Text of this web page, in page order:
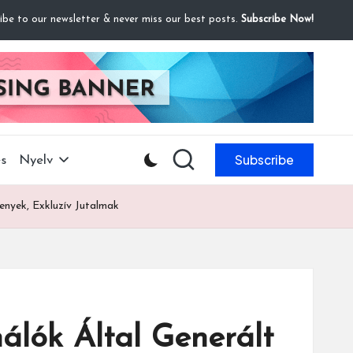
to our newsletter & never miss our best posts. Subscribe Now!
Nyelv Subscribe
Exkluzív Jutalmak
Által Generált